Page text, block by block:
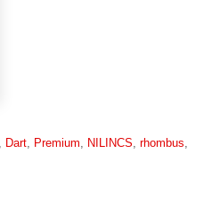
Dart Premium NILINCS rhombus